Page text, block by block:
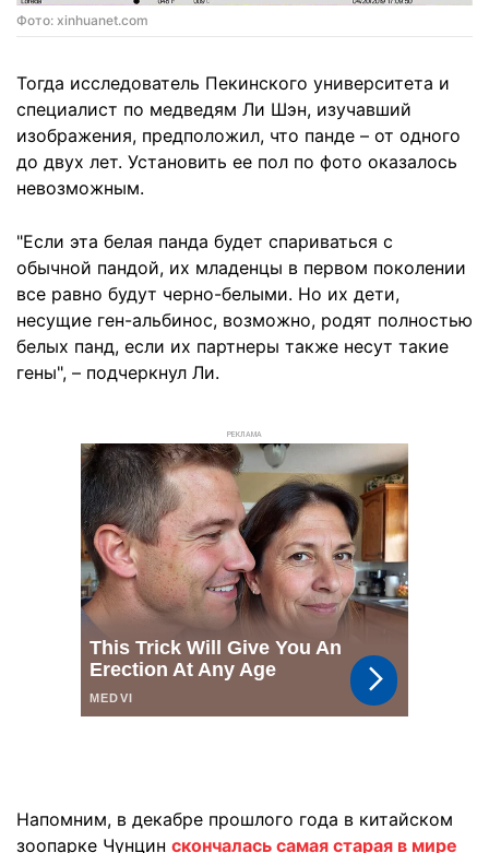
Фото: xinhuanet.com
Тогда исследователь Пекинского университета и
специалист по медведям Ли Шэн, изучавший
изображения, предположил, что панде – от одного
до двух лет. Установить ее пол по фото оказалось
невозможным.
"Если эта белая панда будет спариваться с
обычной пандой, их младенцы в первом поколении
все равно будут черно-белыми. Но их дети,
несущие ген-альбинос, возможно, родят полностью
белых панд, если их партнеры также несут такие
гены", – подчеркнул Ли.
РЕКЛАМА
Напомним, в декабре прошлого года в китайском
зоопарке Чунцин скончалась самая старая в мире